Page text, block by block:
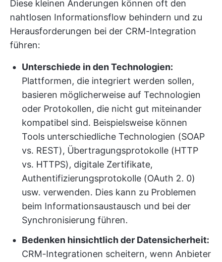
Diese kleinen Änderungen können oft den
nahtlosen Informationsflow behindern und zu
Herausforderungen bei der CRM-Integration
führen:
Unterschiede in den Technologien:
Plattformen, die integriert werden sollen,
basieren möglicherweise auf Technologien
oder Protokollen, die nicht gut miteinander
kompatibel sind. Beispielsweise können
Tools unterschiedliche Technologien (SOAP
vs. REST), Übertragungsprotokolle (HTTP
vs. HTTPS), digitale Zertifikate,
Authentifizierungsprotokolle (OAuth 2. 0)
usw. verwenden. Dies kann zu Problemen
beim Informationsaustausch und bei der
Synchronisierung führen.
Bedenken hinsichtlich der Datensicherheit:
CRM-Integrationen scheitern, wenn Anbieter